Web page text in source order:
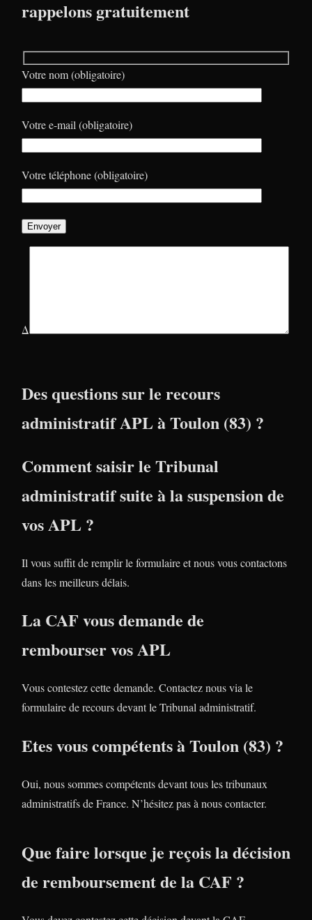
rappelons gratuitement
Votre nom (obligatoire)
Votre e-mail (obligatoire)
Votre téléphone (obligatoire)
Δ
Des questions sur le recours
administratif APL à Toulon (83) ?
Comment saisir le Tribunal
administratif suite à la suspension de
vos APL ?
Il vous suffit de remplir le formulaire et nous vous contactons
dans les meilleurs délais.
La CAF vous demande de
rembourser vos APL
Vous contestez cette demande. Contactez nous via le
formulaire de recours devant le Tribunal administratif.
Etes vous compétents à Toulon (83) ?
Oui, nous sommes compétents devant tous les tribunaux
administratifs de France. N’hésitez pas à nous contacter.
Que faire lorsque je reçois la décision
de remboursement de la CAF ?